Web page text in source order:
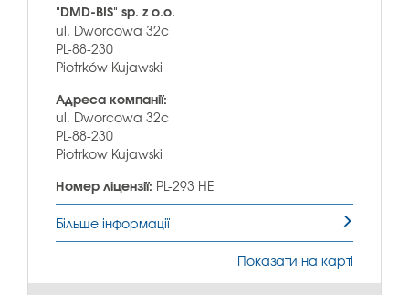
"DMD-BIS" sp. z o.o.
ul. Dworcowa 32c
PL-88-230
Piotrków Kujawski
Адреса компанії:
ul. Dworcowa 32c
PL-88-230
Piotrkow Kujawski
Номер ліцензії: PL-293 HE
Більше інформації
Показати на карті